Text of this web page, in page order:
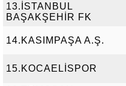
13.İSTANBUL
BAŞAKŞEHİR FK
14.KASIMPAŞA A.Ş.
15.KOCAELİSPOR